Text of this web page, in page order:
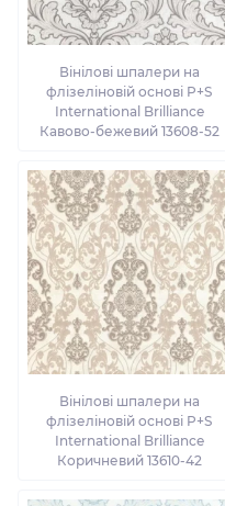
Вінілові шпалери на
флізеліновій основі P+S
International Brilliance
Кавово-бежевий 13608-52
Вінілові шпалери на
флізеліновій основі P+S
International Brilliance
Коричневий 13610-42